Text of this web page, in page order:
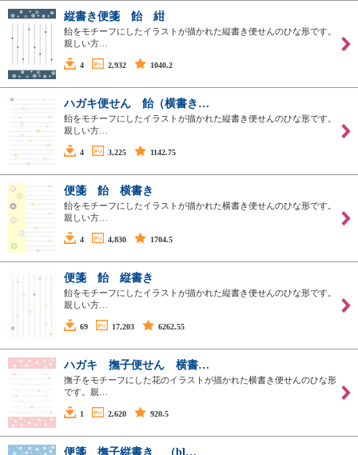
縦書き便箋 飴 紺
飴をモチーフにしたイラストが描かれた縦書き便せんのひな形です。
親しい方…
4 2,932 1040.2
ハガキ便せん 飴（横書き…
飴をモチーフにしたイラストが描かれた縦書き便せんのひな形です。
親しい方…
4 3,225 1142.75
便箋 飴 横書き
飴をモチーフにしたイラストが描かれた横書き便せんのひな形です。
親しい方…
4 4,830 1704.5
便箋 飴 縦書き
飴をモチーフにしたイラストが描かれた縦書き便せんのひな形です。
親しい方…
69 17,203 6262.55
ハガキ 撫子便せん 横書…
撫子をモチーフにした花のイラストが描かれた横書き便せんのひな形
です。親…
1 2,620 920.5
便箋 撫子縦書き （bl…